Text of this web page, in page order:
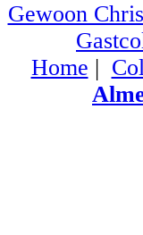
Gewoon Chris
Home |